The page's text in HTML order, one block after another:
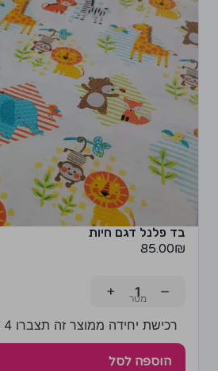
בד פלנל דגם חיות
85.00₪
−
+
רכישת יחידה ממוצר זה תצברו 4 נקודות!
הוספה לסל